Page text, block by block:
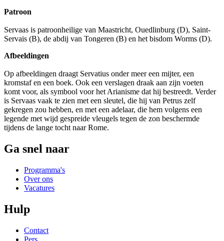
Patroon
Servaas is patroonheilige van Maastricht, Ouedlinburg (D), Saint-
Servais (B), de abdij van Tongeren (B) en het bisdom Worms (D).
Afbeeldingen
Op afbeeldingen draagt Servatius onder meer een mijter, een
kromstaf en een boek. Ook een verslagen draak aan zijn voeten
komt voor, als symbool voor het Arianisme dat hij bestreedt. Verder
is Servaas vaak te zien met een sleutel, die hij van Petrus zelf
gekregen zou hebben, en met een adelaar, die hem volgens een
legende met wijd gespreide vleugels tegen de zon beschermde
tijdens de lange tocht naar Rome.
Ga snel naar
Programma's
Over ons
Vacatures
Hulp
Contact
Pers